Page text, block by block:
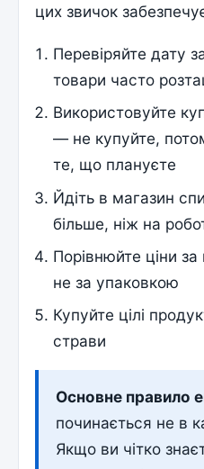
цих звичок
Перевіряйте дату
товари часто
Використовуйте
— не купуйте,
те, що плануєте
Йдіть в магазин
більше, ніж на
Порівнюйте ціни
не за упаковкою
Купуйте цілі
страви
Основне правило
починається не в
Якщо ви чітко